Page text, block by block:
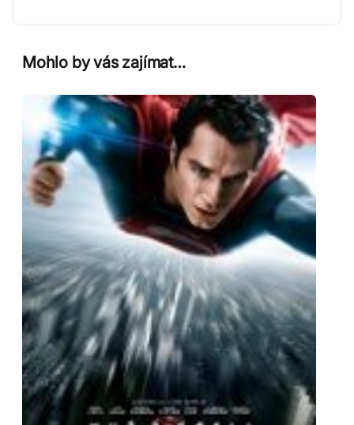
Mohlo by vás zajímat…